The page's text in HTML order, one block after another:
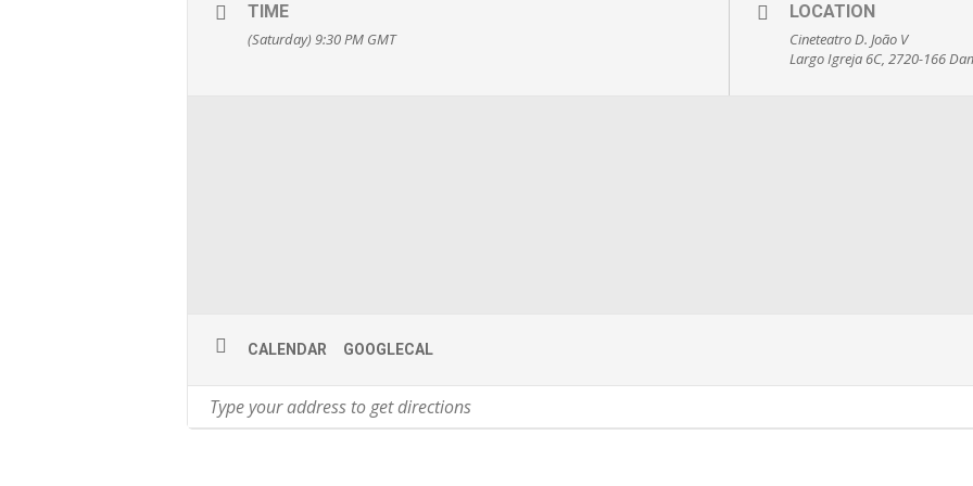
TIME
(Saturday) 9:30 PM GMT
LOCATION
Cineteatro D. João V
Largo Igreja 6C, 2720-166
CALENDAR GOOGLECAL